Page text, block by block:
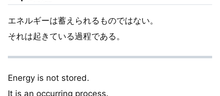
エネルギーは蓄えられるものではない。
それは起きている過程である。
Energy is not stored.
It is an occurring process.